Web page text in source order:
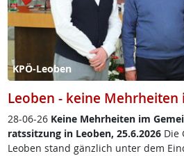
KPÖ-Leoben
Leoben - keine
28-06-26 Kei­ne Mehr­hei­ten im
rats­sit­zung in Leo­ben, 25.6.2026Die
Leo­ben stand gänz­lich un­ter dem